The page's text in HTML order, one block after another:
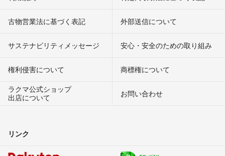
古物営業法に基づく表記 外部送信について
サステナビリティメッセージ 安心・安全のための取り組み
権利侵害について
商標権について
ラクマ公式ショップ
出店について
お問い合わせ
リンク